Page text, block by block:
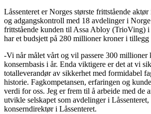
Låssenteret er Norges største frittstående
og adgangskontroll med 18 avdelinger i
frittstående kunden til Assa Abloy (TrioVing) i
har et budsjett på 280 millioner kroner i
-Vi når målet vårt og vil passere 300 millioner
konsernbasis i år. Enda viktigere er det at vi
totalleverandør av sikkerhet med formidabel
historie. Fagkompetansen, erfaringen og
verdi for oss. Jeg er frem til å arbeide med de
utvikle selskapet som avdelinger i Låssenteret,
konserndirektør i Låssenteret.